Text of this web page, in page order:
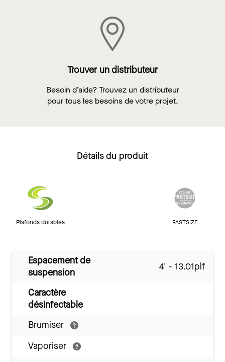
Trouver un distributeur
Besoin d’aide? Trouvez un distributeur
pour tous les besoins de votre projet.
Détails du produit
Plafonds durables FASTSIZE
Espacement de
suspension
4' - 13.01plf
Caractère
désinfectable
Brumiser
Vaporiser